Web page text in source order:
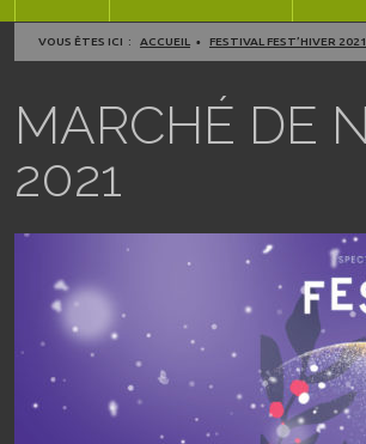
VOUS ÊTES ICI : ACCUEIL FESTIVAL FEST’HIVER
MARCHÉ DE
2021